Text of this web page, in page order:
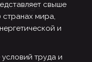
свыше
странах мира,
и
труда и